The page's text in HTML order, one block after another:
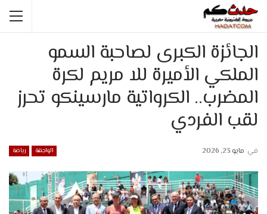
الجائزة الكبرى لصاحبة السمو
الملكي الأميرة للا مريم لكرة
المضرب.. الكرواتية مارسينكو تحرز
لقب الفردي
الواجهة رياضة في مايو 23, 2026